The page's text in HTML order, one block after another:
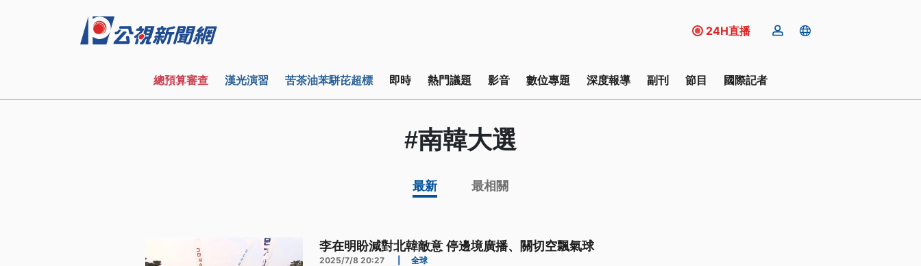
24H直播
總預算審查 漢光演習 苦茶油苯駢芘超標 即時 熱門議題 影音 數位專題 深度報導 副刊 節目 國際記者
#南韓大選
最新 最相關
李在明盼減對北韓敵意 停邊境廣播、關切空飄氣球
2025/7/8 20:27 全球